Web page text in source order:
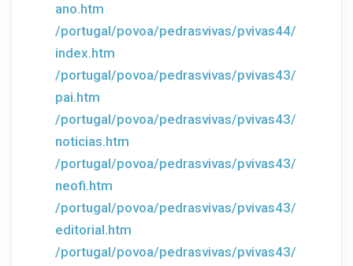
ano.htm
/portugal/povoa/pedrasvivas/pvivas44/
index.htm
/portugal/povoa/pedrasvivas/pvivas43/
pai.htm
/portugal/povoa/pedrasvivas/pvivas43/
noticias.htm
/portugal/povoa/pedrasvivas/pvivas43/
neofi.htm
/portugal/povoa/pedrasvivas/pvivas43/
editorial.htm
/portugal/povoa/pedrasvivas/pvivas43/